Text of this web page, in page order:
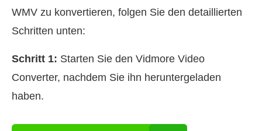
WMV zu konvertieren, folgen Sie den detaillierten
Schritten unten:
Schritt 1: Starten Sie den Vidmore Video
Converter, nachdem Sie ihn heruntergeladen
haben.